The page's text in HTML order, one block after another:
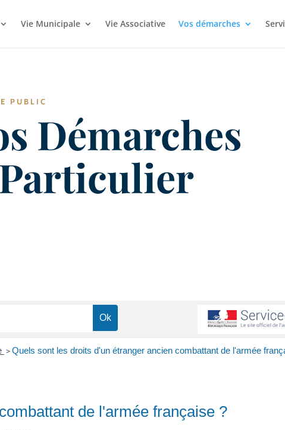
Vie Municipale Vie Associative Vos démarches
PUBLIC
Démarches
>Quels sont les droits d'un étranger ancien combattant de l'armée
de l'armée française ?